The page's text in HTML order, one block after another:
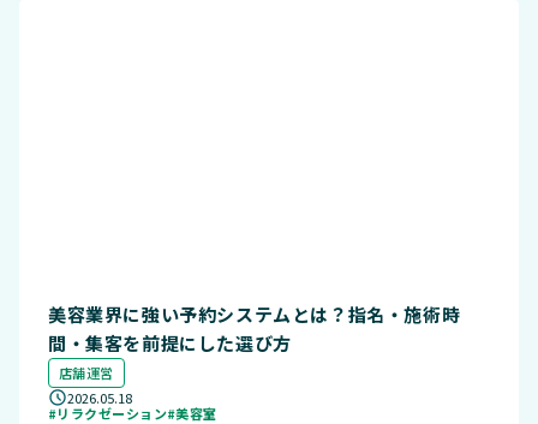
美容業界に強い予約システムとは？指名・施術時
間・集客を前提にした選び方
店舗運営
2026.05.18
#リラクゼーション#美容室